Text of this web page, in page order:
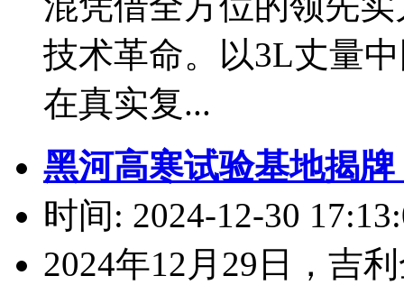
技术革命。以3L丈量
在真实复...
黑河高寒试验基地揭
时间: 2024-12-30
2024年12月29日，吉